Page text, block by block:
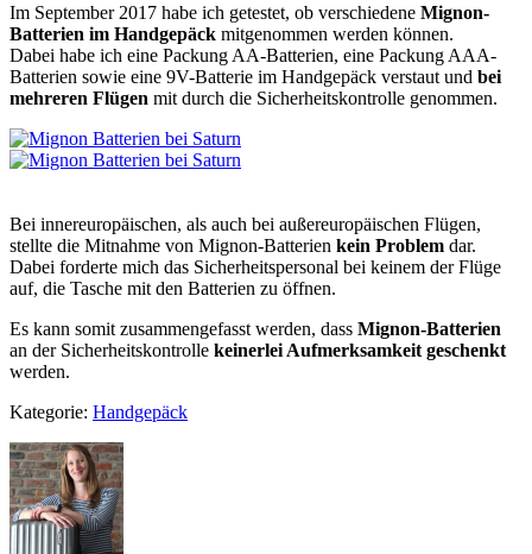
Im September 2017 habe ich getestet, ob verschiedene Mignon-
Batterien im Handgepäck mitgenommen werden können.
Dabei habe ich eine Packung AA-Batterien, eine Packung AAA-
Batterien sowie eine 9V-Batterie im Handgepäck verstaut und bei
mehreren Flügen mit durch die Sicherheitskontrolle genommen.
Bei innereuropäischen, als auch bei außereuropäischen Flügen,
stellte die Mitnahme von Mignon-Batterien kein Problem dar.
Dabei forderte mich das Sicherheitspersonal bei keinem der Flüge
auf, die Tasche mit den Batterien zu öffnen.
Es kann somit zusammengefasst werden, dass Mignon-Batterien
an der Sicherheitskontrolle keinerlei Aufmerksamkeit geschenkt
werden.
Kategorie: Handgepäck